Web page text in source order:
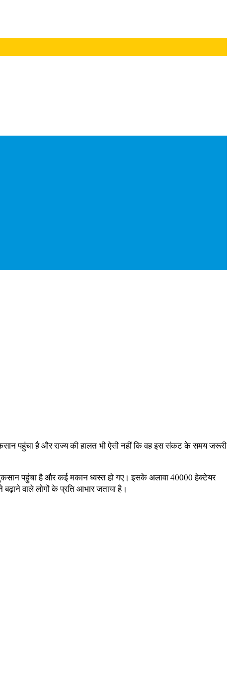
पहुंचा है और राज्य की हालत भी ऐसी नहीं कि वह इस संकट के समय जरूरी
पहुंचा है और कई मकान ध्वस्त हो गए। इसके अलावा 40000 हेक्टेयर
वाले लोगों के प्रति आभार जताया है।